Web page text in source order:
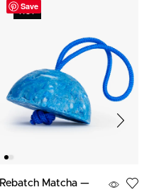
Save
HOT
Rebatch Matcha —